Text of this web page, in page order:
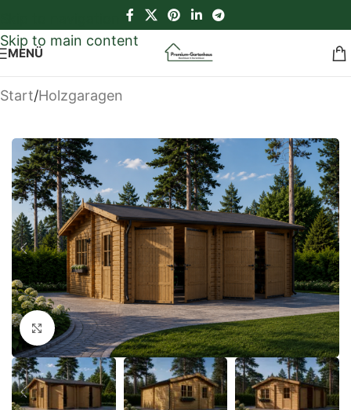
Skip to main content
MENÜ
Start/Holzgaragen
Klick zum Vergrößern